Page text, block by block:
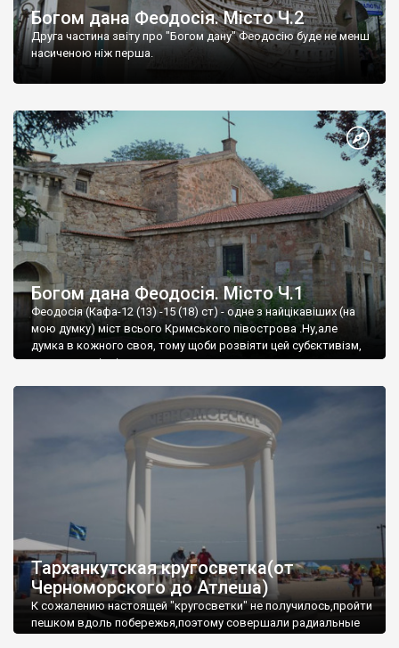
Богом дана Феодосія. Місто Ч.2
Друга частина звіту про "Богом дану" Феодосію буде не менш
насиченою ніж перша.
Богом дана Феодосія. Місто Ч.1
Феодосія (Кафа-12 (13) -15 (18) ст) - одне з найцікавіших (на
мою думку) міст всього Кримського півострова .Ну,але
думка в кожного своя, тому щоби розвіяти цей субєктивізм,
запрошую відвідати це
Тарханкутская кругосветка(от
Черноморского до Атлеша)
К сожалению настоящей "кругосветки" не получилось,пройти
пешком вдоль побережья,поэтому совершали радиальные